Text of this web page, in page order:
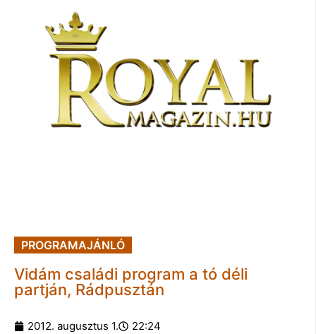
PROGRAMAJÁNLÓ
Vidám családi program a tó déli
partján, Rádpusztán
2012. augusztus 1. 22:24